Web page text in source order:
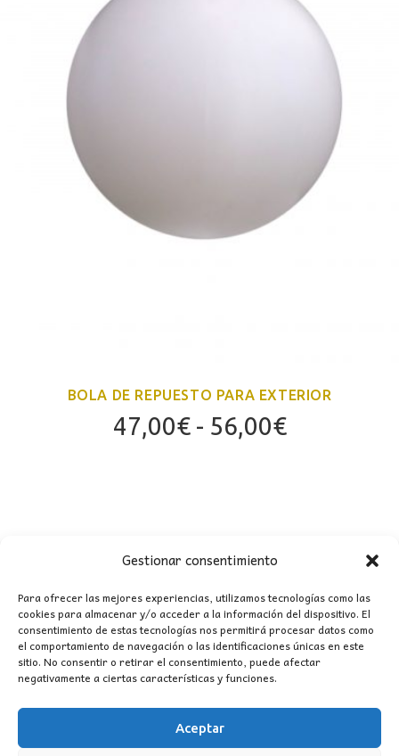
Gestionar consentimiento
Para ofrecer las mejores experiencias, utilizamos tecnologías como las
cookies para almacenar y/o acceder a la información del dispositivo. El
consentimiento de estas tecnologías nos permitirá procesar datos como
el comportamiento de navegación o las identificaciones únicas en este
sitio. No consentir o retirar el consentimiento, puede afectar
negativamente a ciertas características y funciones.
Aceptar
BOLA DE REPUESTO PARA EXTERIOR
47,00€ - 56,00€Rango
CONTACTO
MI CUENTA